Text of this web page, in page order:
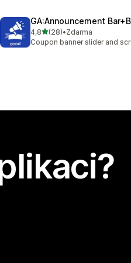
GA:Announcement
4,8z 5 hvězd
(28)
Celkový počet recenzí: 28
•Zdarma
Coupon banner slider and